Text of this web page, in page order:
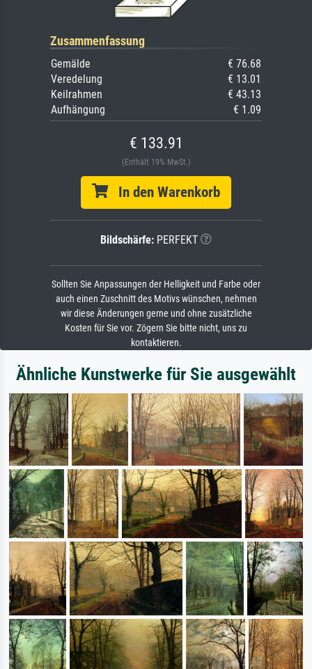
Zusammenfassung
Gemälde
€ 76.68
Veredelung
€ 13.01
Keilrahmen
€ 43.13
Aufhängung
€ 1.09
€ 133.91
(Enthält 19% MwSt.)
In den Warenkorb
Bildschärfe: PERFEKT
Sollten Sie Anpassungen der Helligkeit und Farbe oder
auch einen Zuschnitt des Motivs wünschen, nehmen
wir diese Änderungen gerne und ohne zusätzliche
Kosten für Sie vor. Zögern Sie bitte nicht, uns zu
kontaktieren.
Ähnliche Kunstwerke für Sie ausgewählt